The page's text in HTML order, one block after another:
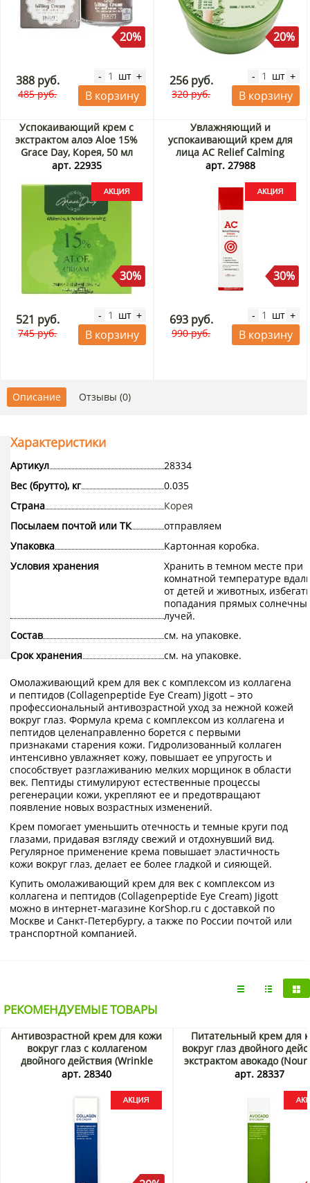
20%
388 руб.
485 руб.
- шт +
В корзину
20%
256 руб.
320 руб.
- шт +
В корзину
Успокаивающий крем с
экстрактом алоэ Aloe 15%
Grace Day, Корея, 50 мл
Акция
арт. 22935
30%
521 руб.
745 руб.
- шт +
В корзину
Увлажняющий и
успокаивающий крем для
лица AC Relief Calming
Cream Ugarden, Корея, 60 г
арт. 27988
30%
693 руб.
990 руб.
- шт +
В корзину
Описание Отзывы (0)
Характеристики
Артикул
28334
Вес (брутто), кг
0.035
Страна
Корея
Посылаем почтой или ТК
отправляем
Упаковка
Картонная коробка.
Условия хранения
Хранить в темном месте при
комнатной температуре
от детей и животных,
попадания прямых
лучей.
Состав
см. на упаковке.
Срок хранения
см. на упаковке.
Омолаживающий крем для век с комплексом из коллагена
и пептидов (Collagenpeptide Eye Cream) Jigott – это
профессиональный антивозрастной уход за нежной кожей
вокруг глаз. Формула крема с комплексом из коллагена и
пептидов целенаправленно борется с первыми
признаками старения кожи. Гидролизованный коллаген
интенсивно увлажняет кожу, повышает ее упругость и
способствует разглаживанию мелких морщинок в области
век. Пептиды стимулируют естественные процессы
регенерации кожи, укрепляют ее и предотвращают
появление новых возрастных изменений.
Крем помогает уменьшить отечность и темные круги под
глазами, придавая взгляду свежий и отдохнувший вид.
Регулярное применение крема повышает эластичность
кожи вокруг глаз, делает ее более гладкой и сияющей.
Купить омолаживающий крем для век с комплексом из
коллагена и пептидов (Collagenpeptide Eye Cream) Jigott
можно в интернет-магазине KorShop.ru с доставкой по
Москве и Санкт-Петербургу, а также по России почтой или
транспортной компанией.
РЕКОМЕНДУЕМЫЕ ТОВАРЫ
Антивозрастной крем для кожи
вокруг глаз с коллагеном
двойного действия (Wrinkle
Collagen Eye Cream 2X) Tenzero,
арт. 28340
Питательный крем для
вокруг глаз двойного
экстрактом авокадо
Avocado Eye Cream 2X)
арт. 28337